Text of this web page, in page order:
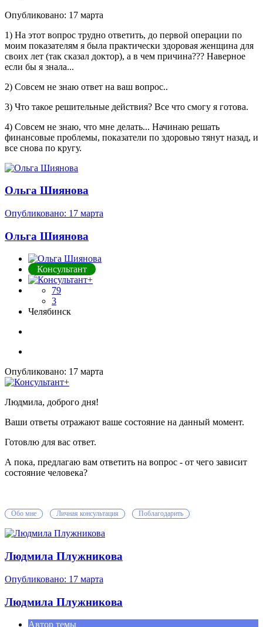
Опубликовано: 17 марта
1) На этот вопрос трудно ответить, до первой операции по
моим показателям я была практически здоровая женщина для
своих лет (так сказал доктор), а в чем причина??? Наверное
если бы я знала...
2) Совсем не знаю ответ на ваш вопрос..
3) Что такое решительные действия? Все что смогу я готова.
4) Совсем не знаю, что мне делать... Начинаю решать
финансовые проблемы, показатели по здоровью тянут назад, и
все снова по кругу.
Ольга Шиянова
Опубликовано: 17 марта
Ольга Шиянова
Консультант
79
3
Челябинск
Опубликовано: 17 марта
Людмила, доброго дня!
Ваши ответы отражают ваше состояние на данный момент.
Готовлю для вас ответ.
А пока, предлагаю вам ответить на вопрос - от чего зависит
состояние человека?
Обо мне Личная консультация Поблагодарить
Людмила Плужникова
Опубликовано: 17 марта
Людмила Плужникова
Автор темы